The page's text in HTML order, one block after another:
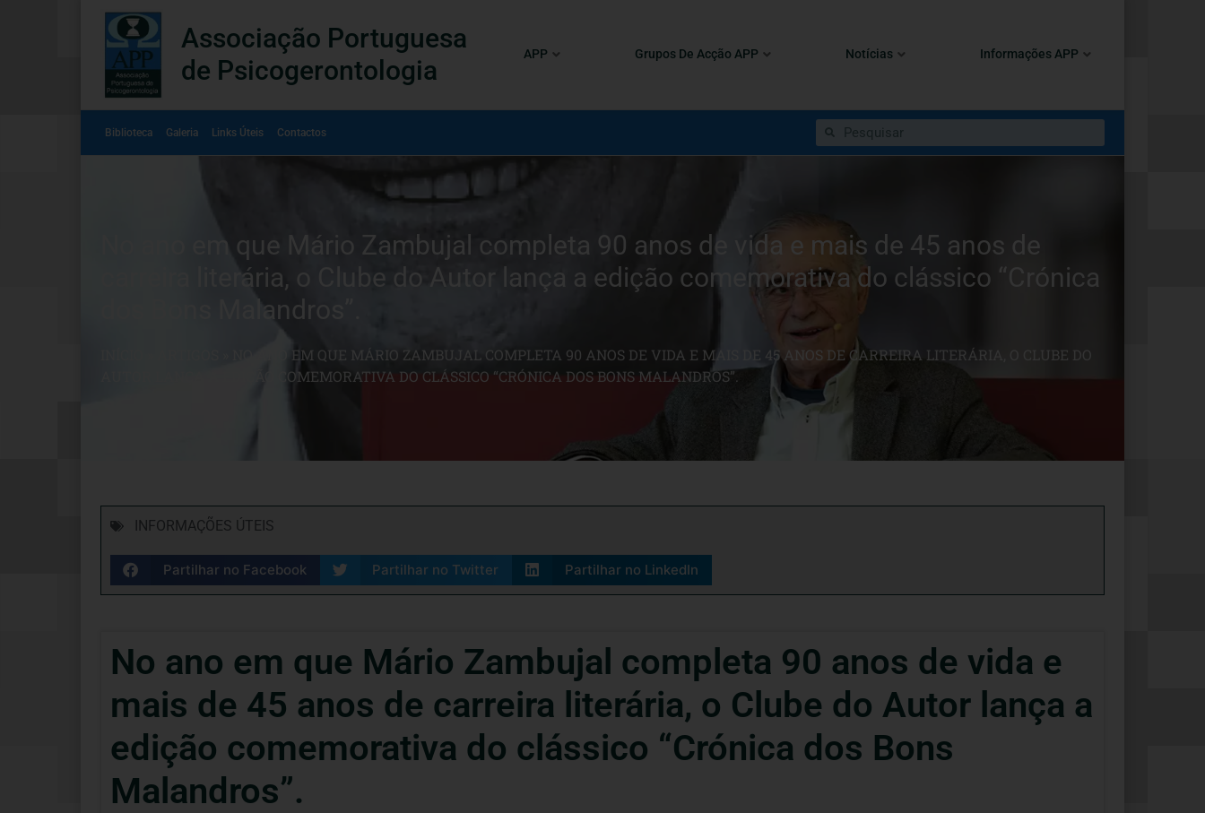
Associação Portuguesa
de Psicogerontologia
APP Grupos De Acção APP Notícias Informações APP
Biblioteca Galeria Links Úteis Contactos
No ano em que Mário Zambujal completa 90 anos de vida e mais de 45 anos de
carreira literária, o Clube do Autor lança a edição comemorativa do clássico “Crónica
dos Bons Malandros”.
NO ANO EM QUE MÁRIO ZAMBUJAL COMPLETA 90 ANOS DE VIDA E MAIS DE 45 ANOS DE CARREIRA LITERÁRIA, O CLUBE DO
AUTOR LANÇA A EDIÇÃO COMEMORATIVA DO CLÁSSICO “CRÓNICA DOS BONS MALANDROS”.
INFORMAÇÕES ÚTEIS
Partilhar no Facebook Partilhar no Twitter Partilhar no LinkedIn
No ano em que Mário Zambujal completa 90 anos de vida e
mais de 45 anos de carreira literária, o Clube do Autor lança a
edição comemorativa do clássico “Crónica dos Bons
Malandros”.